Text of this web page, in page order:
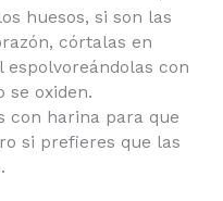
huesos, si son las
córtalas en
espolvoreándolas
no se oxiden.
con harina para que
si prefieres que las